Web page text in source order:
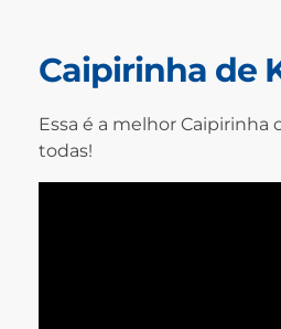
Caipirinha de
Essa é a melhor Caipirinha
todas!